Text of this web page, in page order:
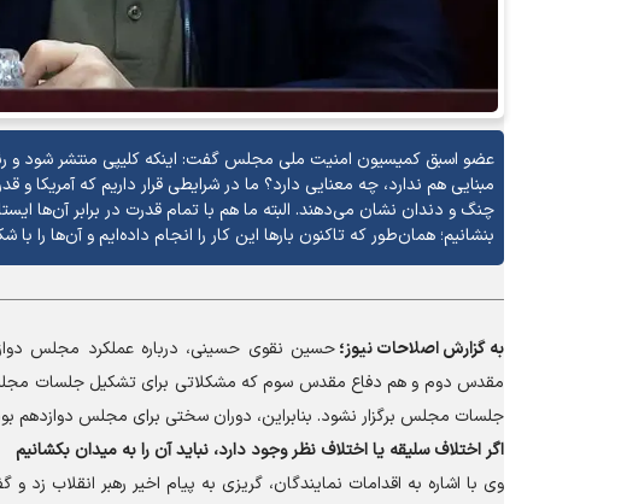
عضو اسبق کمیسیون امنیت ملی مجلس گفت: اینکه کلیپی منتشر شود و
مبنایی هم ندارد، چه معنایی دارد؟ ما در شرایطی قرار داریم که آمریکا
چنگ و دندان نشان می‌دهند. البته ما هم با تمام قدرت در برابر آن‌ها
بنشانیم؛ همان‌طور که تاکنون بارها این کار را انجام داده‌ایم و آن‌ها را
به گزارشاصلاحات نیوز؛حسین نقوی حسینی، درباره عملکرد مجلس
مقدس دوم و هم دفاع مقدس سوم که مشکلاتی برای تشکیل جلسات
جلسات مجلس برگزار نشود. بنابراین، دوران سختی برای مجلس دوازدهم
اگر اختلاف سلیقه یا اختلاف نظر وجود دارد، نباید آن را به میدان بکشانیم
وی با اشاره به اقدامات نمایندگان، گریزی به پیام اخیر رهبر انقلاب